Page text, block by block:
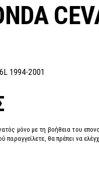
1994-2001
μόνο με τη βοήθεια του
θα πρέπει να